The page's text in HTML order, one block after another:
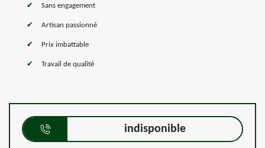
Sans engagement
Artisan passionné
Prix imbattable
Travail de qualité
indisponible